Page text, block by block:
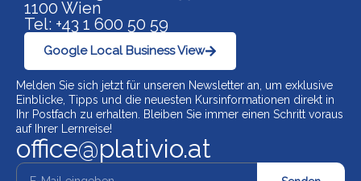
1100 Wien
Tel: +43 1 600 50 59
Google Local Business View
Melden Sie sich jetzt für unseren Newsletter an, um exklusive
Einblicke, Tipps und die neuesten Kursinformationen direkt in
Ihr Postfach zu erhalten. Bleiben Sie immer einen Schritt voraus
auf Ihrer Lernreise!
office@plativio.at